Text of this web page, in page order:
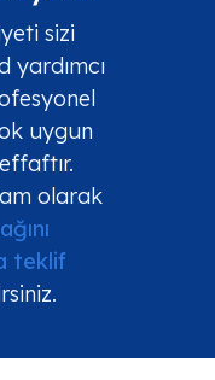
sizi
yardımcı
uygun
olarak
teklif